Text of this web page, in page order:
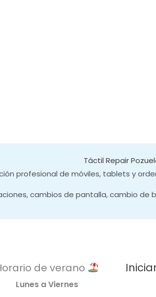
Táctil Repair
profesional de móviles, tablets y
cambios de pantalla, cambio
de verano
Lunes a Viernes